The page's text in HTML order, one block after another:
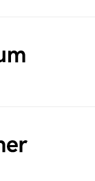
kureras